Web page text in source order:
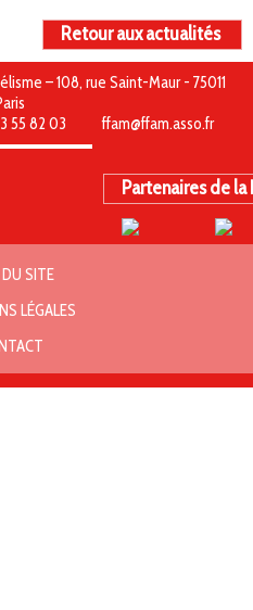
Retour aux actualités
– 108, rue Saint-Maur - 75011
55 82 03 ffam@ffam.asso.fr
Partenaires de la
SITE
LÉGALES